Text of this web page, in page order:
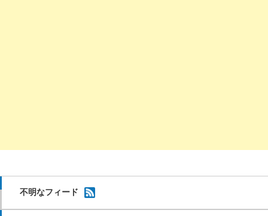
不明なフィード